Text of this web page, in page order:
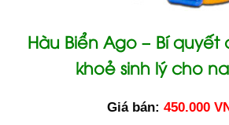
Hàu Biển Ago – Bí quyết
khoẻ sinh lý cho
Giá bán: 450.000